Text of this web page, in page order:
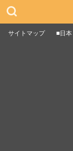
サイトマップ ■日本